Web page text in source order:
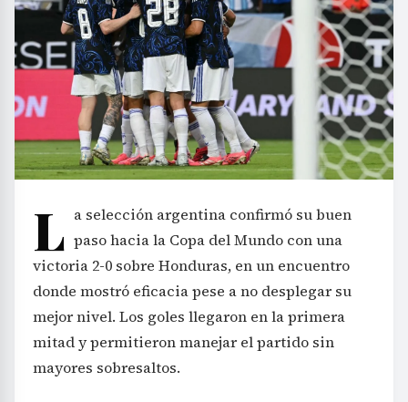
L a selección argentina confirmó su buen
paso hacia la Copa del Mundo con una
victoria 2-0 sobre Honduras, en un encuentro
donde mostró eficacia pese a no desplegar su
mejor nivel. Los goles llegaron en la primera
mitad y permitieron manejar el partido sin
mayores sobresaltos.